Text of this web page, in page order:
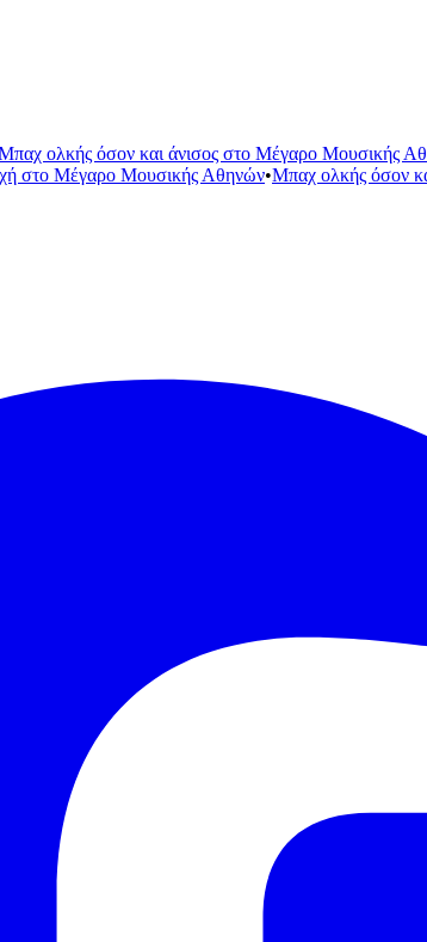
ολκής όσον και άνισος στο Μέγαρο Μουσικής
στο Μέγαρο Μουσικής Αθηνών•Μπαχ ολκής όσον